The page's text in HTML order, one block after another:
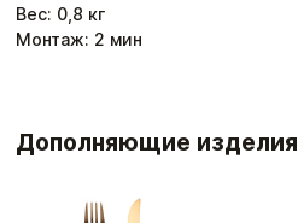
Вес: 0,8 кг
Монтаж: 2 мин
Дополняющие изделия